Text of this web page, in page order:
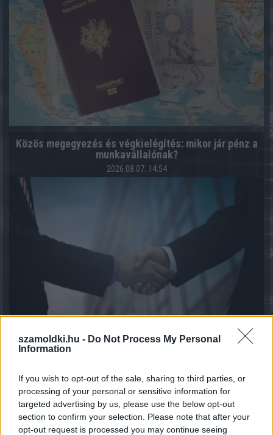
szamoldki.hu - Do Not Process My Personal
Information
If you wish to opt-out of the sale, sharing to third parties, or
processing of your personal or sensitive information for
targeted advertising by us, please use the below opt-out
section to confirm your selection. Please note that after your
opt-out request is processed you may continue seeing
Közös megegyezés és végkielégítés: mikor jár pénz a
munkavállalónak?
2026.08.07. 14:54
2026.08.07. 13:25